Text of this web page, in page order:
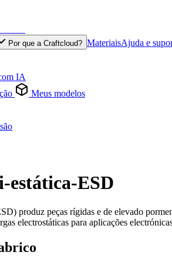
Por que a Craftcloud? MateriaisAjuda e
IA
Meus modelos
estática-ESD
produz peças rígidas e de elevado
electrostáticas para aplicações